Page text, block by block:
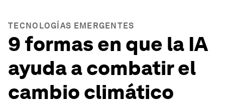
TECNOLOGÍAS EMERGENTES
9 formas en que la IA
ayuda a combatir el
cambio climático